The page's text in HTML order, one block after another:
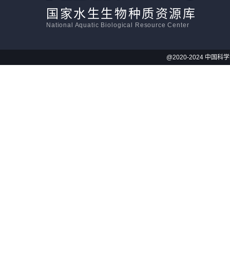
国家水生生物种质资源库
National Aquatic Biological Resource Center
@2020-2024 中国科